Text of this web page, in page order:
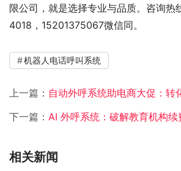
限公司，就是选择专业与品质。咨询
4018，15201375067微信同。
机器人电话呼叫系统
上一篇： 自动外呼系统助电商大促：转化率
下一篇： AI 外呼系统：破解教育机构
相关新闻